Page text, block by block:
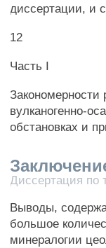
диссертации, и
12
Часть I
вулканогенно-
обстановках и
Диссертация по
Выводы,
большое
минералогии